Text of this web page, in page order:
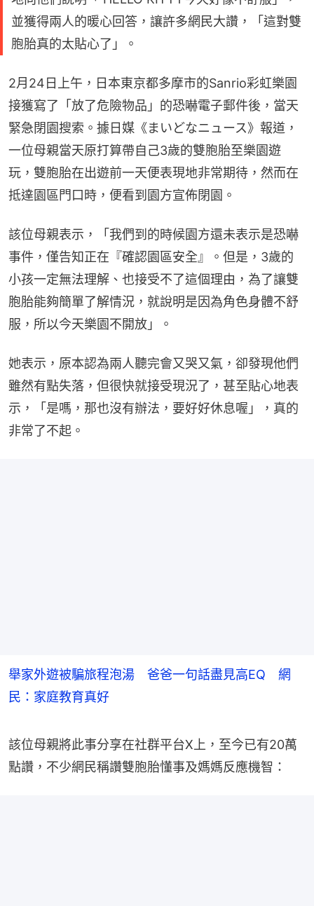
並獲得兩人的暖心回答，讓許多網民大讚，「這對雙
胞胎真的太貼心了」。
2月24日上午，日本東京都多摩市的Sanrio彩虹樂園
接獲寫了「放了危險物品」的恐嚇電子郵件後，當天
緊急閉園搜索。據日媒《まいどなニュース》報道，
一位母親當天原打算帶自己3歲的雙胞胎至樂園遊
玩，雙胞胎在出遊前一天便表現地非常期待，然而在
抵達園區門口時，便看到園方宣佈閉園。
該位母親表示，「我們到的時候園方還未表示是恐嚇
事件，僅告知正在『確認園區安全』。但是，3歲的
小孩一定無法理解、也接受不了這個理由，為了讓雙
胞胎能夠簡單了解情況，就說明是因為角色身體不舒
服，所以今天樂園不開放」。
她表示，原本認為兩人聽完會又哭又氣，卻發現他們
雖然有點失落，但很快就接受現況了，甚至貼心地表
示，「是嗎，那也沒有辦法，要好好休息喔」，真的
非常了不起。
舉家外遊被騙旅程泡湯 爸爸一句話盡見高EQ 網
民：家庭教育真好
該位母親將此事分享在社群平台X上，至今已有20萬
點讚，不少網民稱讚雙胞胎懂事及媽媽反應機智：